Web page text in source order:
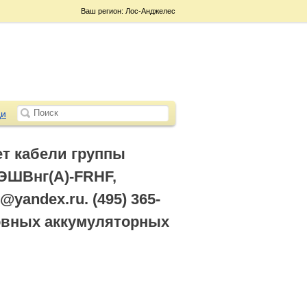
Ваш регион: Лос-Анджелес
кабели группы
FRHF,
(495) 365-
аккумуляторных